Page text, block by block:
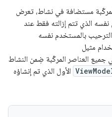
مستضافة في نشاط، تعرض
نفسه الذي تتم إزالته فقط عند
الترحيب بالمستخدم نفسه
جميع العناصر المركّبة ضِمن النشاط
الأول الذي تم إنشاؤه